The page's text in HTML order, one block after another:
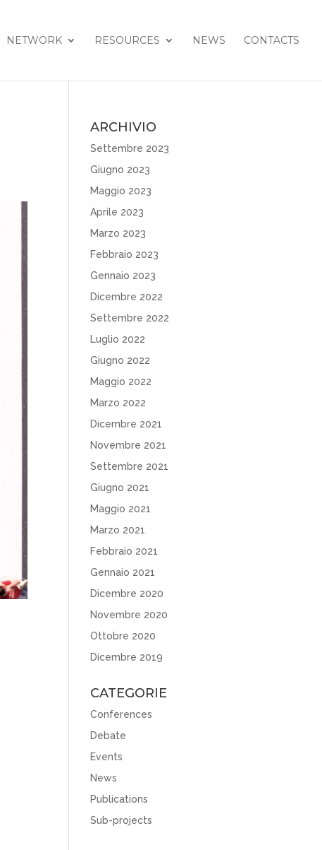
NETWORK RESOURCES NEWS CONTACTS
ARCHIVIO
Settembre 2023
Giugno 2023
Maggio 2023
Aprile 2023
Marzo 2023
Febbraio 2023
Gennaio 2023
Dicembre 2022
Settembre 2022
Luglio 2022
Giugno 2022
Maggio 2022
Marzo 2022
Dicembre 2021
Novembre 2021
Settembre 2021
Giugno 2021
Maggio 2021
Marzo 2021
Febbraio 2021
Gennaio 2021
Dicembre 2020
Novembre 2020
Ottobre 2020
Dicembre 2019
CATEGORIE
Conferences
Debate
Events
News
Publications
Sub-projects